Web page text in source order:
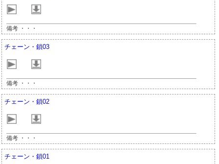
備考 ・・・
チェーン・鎖03
備考 ・・・
チェーン・鎖02
備考 ・・・
チェーン・鎖01